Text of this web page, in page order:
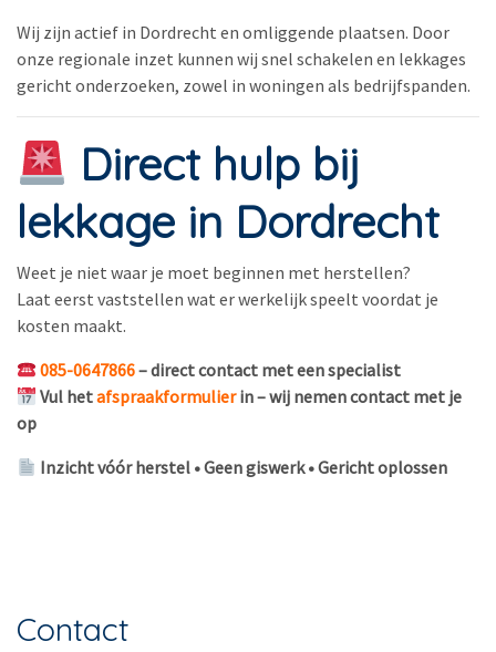
Wij zijn actief in Dordrecht en omliggende plaatsen. Door
onze regionale inzet kunnen wij snel schakelen en lekkages
gericht onderzoeken, zowel in woningen als bedrijfspanden.
Direct hulp bij
lekkage in Dordrecht
Weet je niet waar je moet beginnen met herstellen?
Laat eerst vaststellen wat er werkelijk speelt voordat je
kosten maakt.
085-0647866– direct contact met een specialist
Vul hetafspraakformulierin – wij nemen contact met je
op
Inzicht vóór herstel • Geen giswerk • Gericht oplossen
Contact